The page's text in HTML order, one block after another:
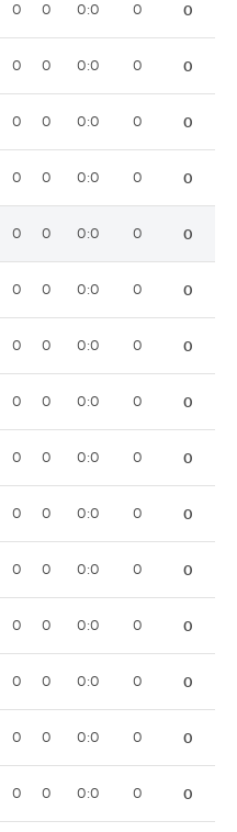
0 0 0:0 0 0
0 0 0:0 0 0
0 0 0:0 0 0
0 0 0:0 0 0
0 0 0:0 0 0
0 0 0:0 0 0
0 0 0:0 0 0
0 0 0:0 0 0
0 0 0:0 0 0
0 0 0:0 0 0
0 0 0:0 0 0
0 0 0:0 0 0
0 0 0:0 0 0
0 0 0:0 0 0
0 0 0:0 0 0